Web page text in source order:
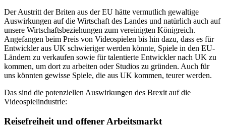
Der Austritt der Briten aus der EU hätte vermutlich gewaltige
Auswirkungen auf die Wirtschaft des Landes und natürlich auch auf
unsere Wirtschaftsbeziehungen zum vereinigten Königreich.
Angefangen beim Preis von Videospielen bis hin dazu, dass es für
Entwickler aus UK schwieriger werden könnte, Spiele in den EU-
Ländern zu verkaufen sowie für talentierte Entwickler nach UK zu
kommen, um dort zu arbeiten oder Studios zu gründen. Auch für
uns könnten gewisse Spiele, die aus UK kommen, teurer werden.
Das sind die potenziellen Auswirkungen des Brexit auf die
Videospielindustrie:
Reisefreiheit und offener Arbeitsmarkt